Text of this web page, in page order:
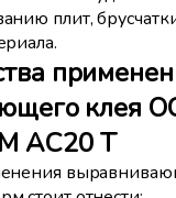
плит,
клея
AC20 T